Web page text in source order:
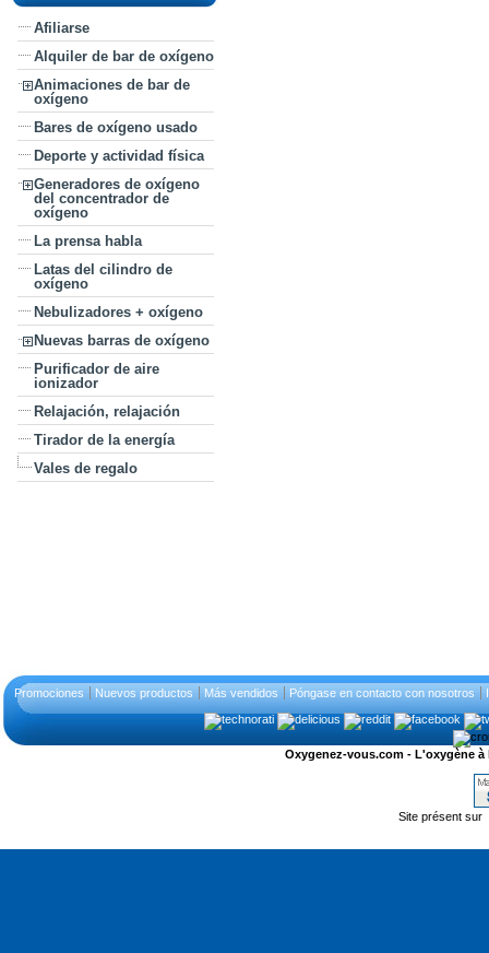
Afiliarse
Alquiler de bar de oxígeno
Animaciones de bar de
oxígeno
Bares de oxígeno usado
Deporte y actividad física
Generadores de oxígeno
del concentrador de
oxígeno
La prensa habla
Latas del cilindro de
oxígeno
Nebulizadores + oxígeno
Nuevas barras de oxígeno
Purificador de aire
ionizador
Relajación, relajación
Tirador de la energía
Vales de regalo
Promociones Nuevos productos Más vendidos Póngase en contacto con nosotros
Oxygenez-vous.com - L'oxygène
Site présent sur